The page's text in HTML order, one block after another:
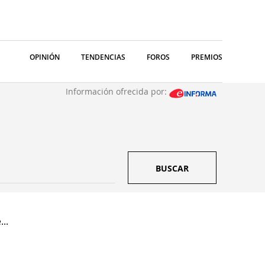
OPINIÓN TENDENCIAS FOROS PREMIOS
Información ofrecida por:
BUSCAR